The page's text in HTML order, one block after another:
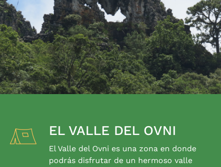
EL VALLE DEL OVNI
El Valle del Ovni es una zona en donde
podrás disfrutar de un hermoso valle